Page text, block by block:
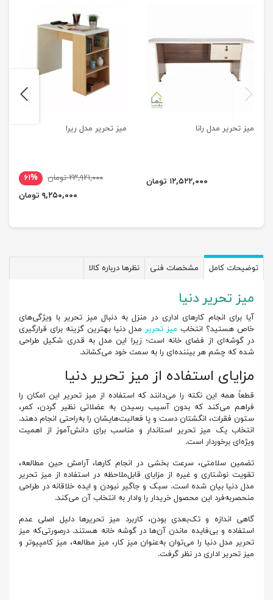
میز تحریر مدل رانا
۱۲,۵۲۲,۰۰۰ تومان
میز تحریر مدل ریرا
۲۳,۹۲۱,۰۰۰ تومان
۶۱%
۹,۲۵۰,۰۰۰ تومان
previus
توضیحات کامل مشخصات فنی نظرها درباره کالا
میز تحریر دنیا
آیا برای انجام کارهای اداری در منزل به دنبال میز تحریر با ویژگی‌های
خاص هستید؟ انتخاب میز تحریر مدل دنیا بهترین گزینه برای قرارگیری
در گوشه‌ای از فضای خانه است؛ زیرا این مدل به قدری شکیل طراحی
شده که چشم هر بیننده‌ای را به سمت خود می‌کشاند.
مزایای استفاده از میز تحریر دنیا
قطعاً همه این نکته را می‌دانند که استفاده از میز تحریر این امکان را
فراهم می‌کند که بدون آسیب رسیدن به عضلاتی نظیر گردن، کمر،
ستون فقرات، انگشتان دست و پا فعالیت‌هایشان را به‌راحتی انجام دهند.
انتخاب یک میز تحریر استاندار و مناسب برای دانش‌آموز از اهمیت
ویژه‌ای برخوردار است.
تضمین سلامتی، سرعت بخشی در انجام کارها، آرامش حین مطالعه،
تقویت نوشتاری و غیره از مزایای قابل‌ملاحظه در استفاده از میز تحریر
مدل دنیا بیان شده است. سبک و جاگیر نبودن و ایده خلاقانه در طراحی
منحصربه‌فرد این محصول خریدار را وادار به انتخاب آن می‌کند.
گاهی اندازه و تک‌بعدی بودن، کاربرد میز تحریرها دلیل اصلی عدم
استفاده و بی‌فایده ماندن آن‌ها در گوشه خانه هستند. درصورتی‌که میز
تحریر مدل دنیا را می‌توان به‌عنوان میز کار، میز مطالعه، میز کامپیوتر و
میز تحریر اداری در نظر گرفت.